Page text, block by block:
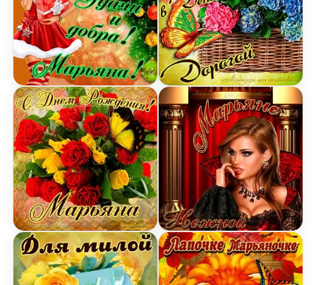
Картинка с Днем Рождения Марьяне с
Картинка на День Рождения Марьяне с
Открытка дорогой
Картинка нежной